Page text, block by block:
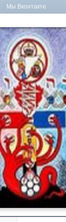
Мы Вконтакте